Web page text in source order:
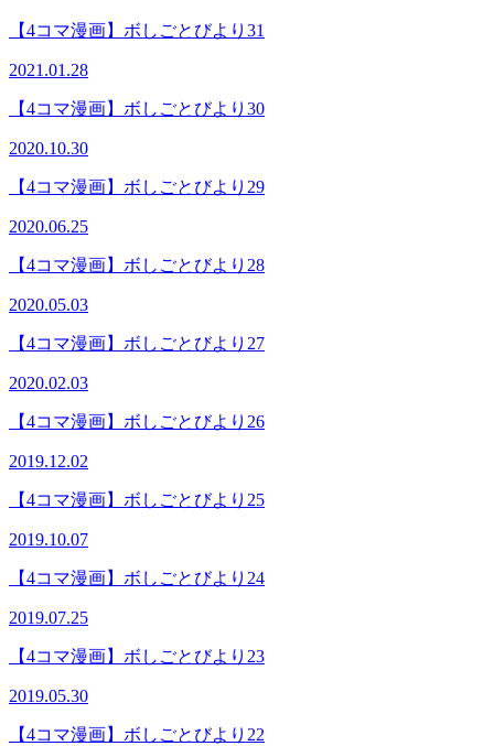
【4コマ漫画】ボしごとびより31
2021.01.28
【4コマ漫画】ボしごとびより30
2020.10.30
【4コマ漫画】ボしごとびより29
2020.06.25
【4コマ漫画】ボしごとびより28
2020.05.03
【4コマ漫画】ボしごとびより27
2020.02.03
【4コマ漫画】ボしごとびより26
2019.12.02
【4コマ漫画】ボしごとびより25
2019.10.07
【4コマ漫画】ボしごとびより24
2019.07.25
【4コマ漫画】ボしごとびより23
2019.05.30
【4コマ漫画】ボしごとびより22